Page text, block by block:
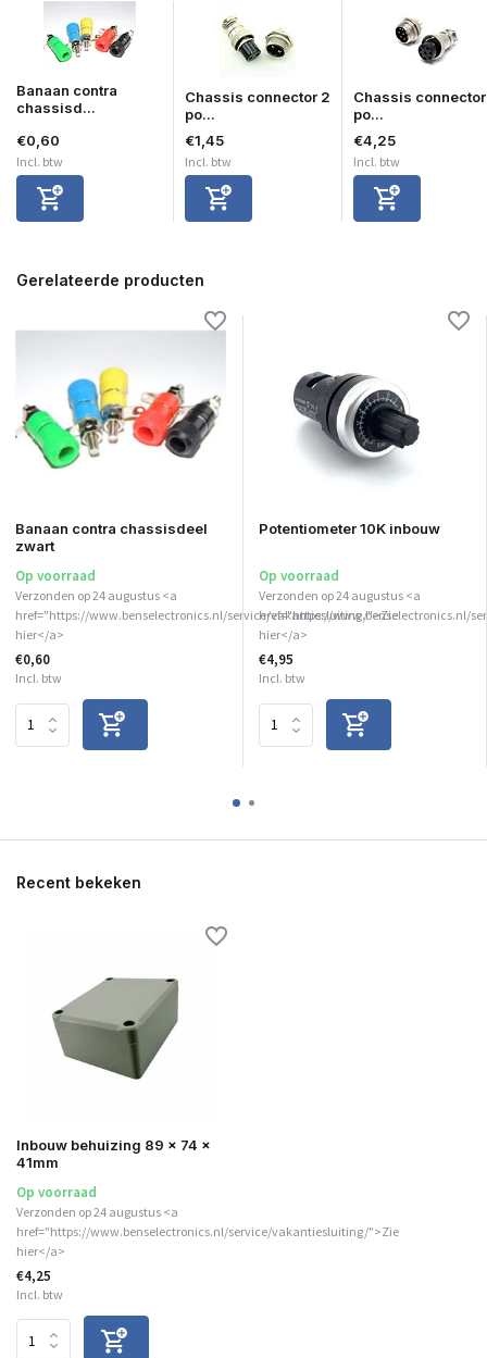
Banaan contra
chassisd...
€0,60
Incl. btw
Chassis connector 2
po...
€1,45
Incl. btw
Chassis
po...
€4,25
Incl. btw
Gerelateerde producten
Banaan contra chassisdeel
zwart
Op voorraad
Verzonden op 24 augustus <a
href="https://www.benselectronics.nl/service/vakantiesluiting/">Zie
hier</a>
€0,60
Incl. btw
Potentiometer 10K inbouw
Op voorraad
Verzonden op 24 augustus <a
href="https://www.benselectronics.nl/
hier</a>
€4,95
Incl. btw
Recent bekeken
Inbouw behuizing 89 x 74 x
41mm
Op voorraad
Verzonden op 24 augustus <a
href="https://www.benselectronics.nl/service/vakantiesluiting/">Zie
hier</a>
€4,25
Incl. btw